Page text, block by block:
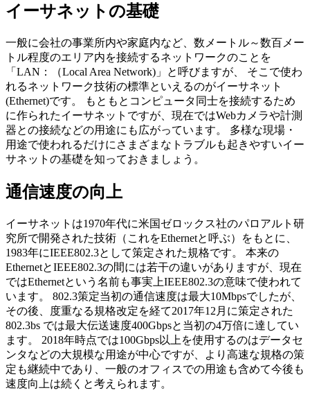
イーサネットの基礎
一般に会社の事業所内や家庭内など、数メートル～数百メー
トル程度のエリア内を接続するネットワークのことを
「LAN：（Local Area Network)」と呼びますが、 そこで使わ
れるネットワーク技術の標準といえるのがイーサネット
(Ethernet)です。 もともとコンピュータ同士を接続するため
に作られたイーサネットですが、現在ではWebカメラや計測
器との接続などの用途にも広がっています。 多様な現場・
用途で使われるだけにさまざまなトラブルも起きやすいイー
サネットの基礎を知っておきましょう。
通信速度の向上
イーサネットは1970年代に米国ゼロックス社のパロアルト研
究所で開発された技術（これをEthernetと呼ぶ）をもとに、
1983年にIEEE802.3として策定された規格です。 本来の
EthernetとIEEE802.3の間には若干の違いがありますが、現在
ではEthernetという名前も事実上IEEE802.3の意味で使われて
います。 802.3策定当初の通信速度は最大10Mbpsでしたが、
その後、度重なる規格改定を経て2017年12月に策定された
802.3bs では最大伝送速度400Gbpsと当初の4万倍に達してい
ます。 2018年時点では100Gbps以上を使用するのはデータセ
ンタなどの大規模な用途が中心ですが、より高速な規格の策
定も継続中であり、一般のオフィスでの用途も含めて今後も
速度向上は続くと考えられます。